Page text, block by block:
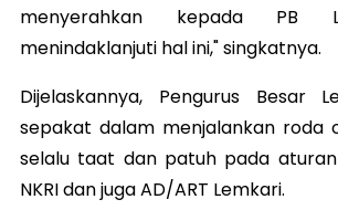
menyerahkan kepada PB
menindaklanjuti hal ini," singkatnya.
Dijelaskannya, Pengurus Besar
sepakat dalam menjalankan roda
selalu taat dan patuh pada
NKRI dan juga AD/ART Lemkari.